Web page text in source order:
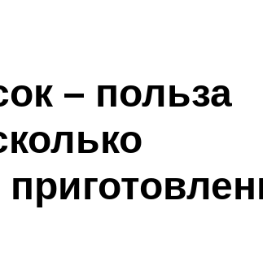
– польза